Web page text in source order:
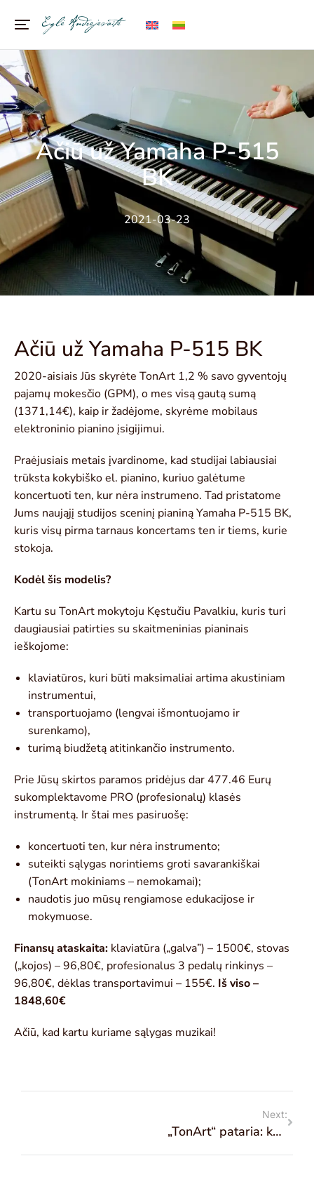
Ačiū už Yamaha P-515
BK
2021-03-23
Ačiū už Yamaha P-515 BK
2020-aisiais Jūs skyrėte TonArt 1,2 % savo gyventojų
pajamų mokesčio (GPM), o mes visą gautą sumą
(1371,14€), kaip ir žadėjome, skyrėme mobilaus
elektroninio pianino įsigijimui.
Praėjusiais metais įvardinome, kad studijai labiausiai
trūksta kokybiško el. pianino, kuriuo galėtume
koncertuoti ten, kur nėra instrumeno. Tad pristatome
Jums naująjį studijos sceninį pianiną Yamaha P-515 BK,
kuris visų pirma tarnaus koncertams ten ir tiems, kurie
stokoja.
Kodėl šis modelis?
Kartu su TonArt mokytoju Kęstučiu Pavalkiu, kuris turi
daugiausiai patirties su skaitmeninias pianinais
ieškojome:
klaviatūros, kuri būti maksimaliai artima akustiniam
instrumentui,
transportuojamo (lengvai išmontuojamo ir
surenkamo),
turimą biudžetą atitinkančio instrumento.
Prie Jūsų skirtos paramos pridėjus dar 477.46 Eurų
sukomplektavome PRO (profesionalų) klasės
instrumentą. Ir štai mes pasiruošę:
koncertuoti ten, kur nėra instrumento;
suteikti sąlygas norintiems groti savarankiškai
(TonArt mokiniams – nemokamai);
naudotis juo mūsų rengiamose edukacijose ir
mokymuose.
Finansų ataskaita: klaviatūra („galva”) – 1500€, stovas
(„kojos) – 96,80€, profesionalus 3 pedalų rinkinys –
96,80€, dėklas transportavimui – 155€. Iš viso –
1848,60€
Ačiū, kad kartu kuriame sąlygas muzikai!
Next:
„TonArt“ pataria: kaip išsirinkti elektroninį pianiną?